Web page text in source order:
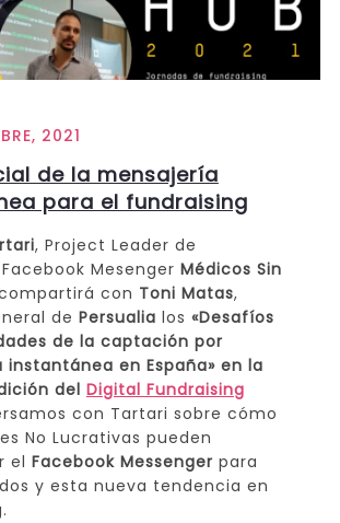
2021
de la mensajería
para el fundraising
, Project Leader de
Mesenger Médicos Sin
con Toni Matas,
de Persualia los «Desafíos
de la captación por
instantánea en España» en la
del Digital Fundraising
con Tartari sobre cómo
No Lucrativas pueden
el Facebook Messenger para
y esta nueva tendencia en